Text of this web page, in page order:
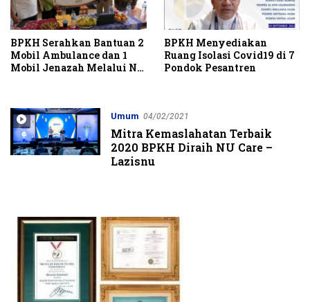
BPKH Serahkan Bantuan 2
Mobil Ambulance dan 1
Mobil Jenazah Melalui NU
BPKH Menyediakan
Ruang Isolasi Covid19 di 7
Pondok Pesantren
Umum 04/02/2021
Mitra Kemaslahatan Terbaik
2020 BPKH Diraih NU Care –
Lazisnu